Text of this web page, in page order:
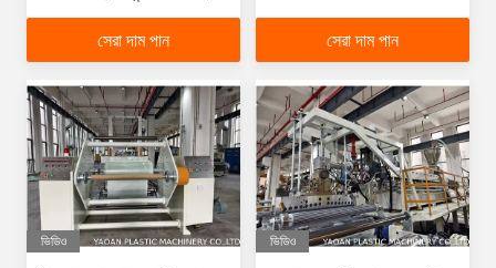
সেরা দাম পান সেরা দাম পান
ভিডিও ভিডিও